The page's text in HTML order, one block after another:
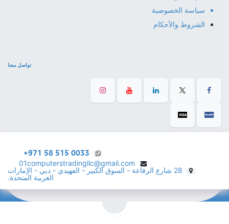
سياسة الخصوصية
الشروط والأحكام
تواصل معنا
+971 58 515 0033
01computerstradingllc@gmail.com
28 شارع الرفاعة - السوق الكبير - الفهيدي - دبي - الإمارات
العربية المتحدة.